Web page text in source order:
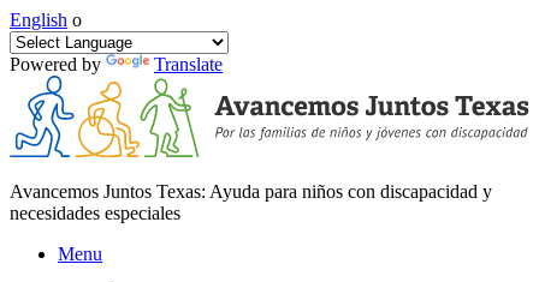
English o
Powered by Translate
Avancemos Juntos Texas: Ayuda para niños con discapacidad y
necesidades especiales
Menu